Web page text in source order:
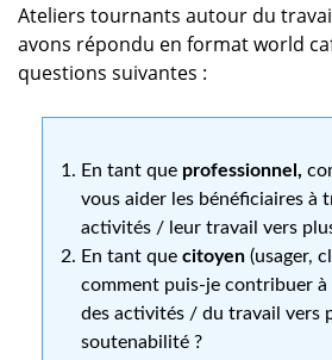
Ateliers tournants autour du
avons répondu en format world
questions suivantes :
En tant que professionnel,
vous aider les bénéficiaires à
activités / leur travail vers
En tant que citoyen (usager,
comment puis-je contribuer
des activités / du travail vers
soutenabilité ?